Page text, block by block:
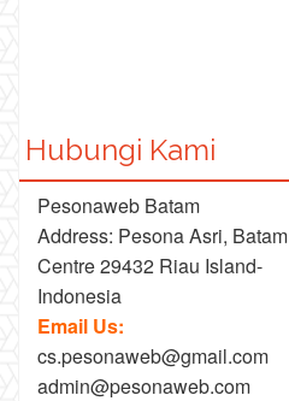
Hubungi Kami
Pesonaweb Batam
Address: Pesona Asri, Batam
Centre 29432 Riau Island-
Indonesia
Email Us:
cs.pesonaweb@gmail.com
admin@pesonaweb.com